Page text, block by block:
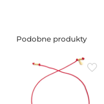
Podobne produkty